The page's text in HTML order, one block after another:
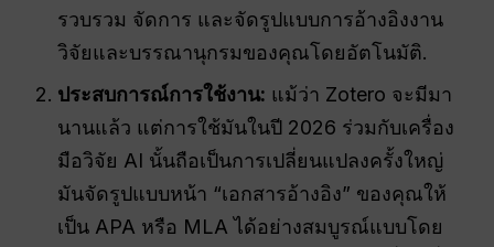
รวบรวม จัดการ และจัดรูปแบบการอ้างอิงงาน
วิจัยและบรรณานุกรมของคุณโดยอัตโนมัติ.
ประสบการณ์การใช้งาน: แม้ว่า Zotero จะมีมา
นานแล้ว แต่การใช้มันในปี 2026 ร่วมกับเครื่อง
มือวิจัย AI นั้นถือเป็นการเปลี่ยนแปลงครั้งใหญ่
มันจัดรูปแบบหน้า “เอกสารอ้างอิง” ของคุณให้
เป็น APA หรือ MLA ได้อย่างสมบูรณ์แบบโดย